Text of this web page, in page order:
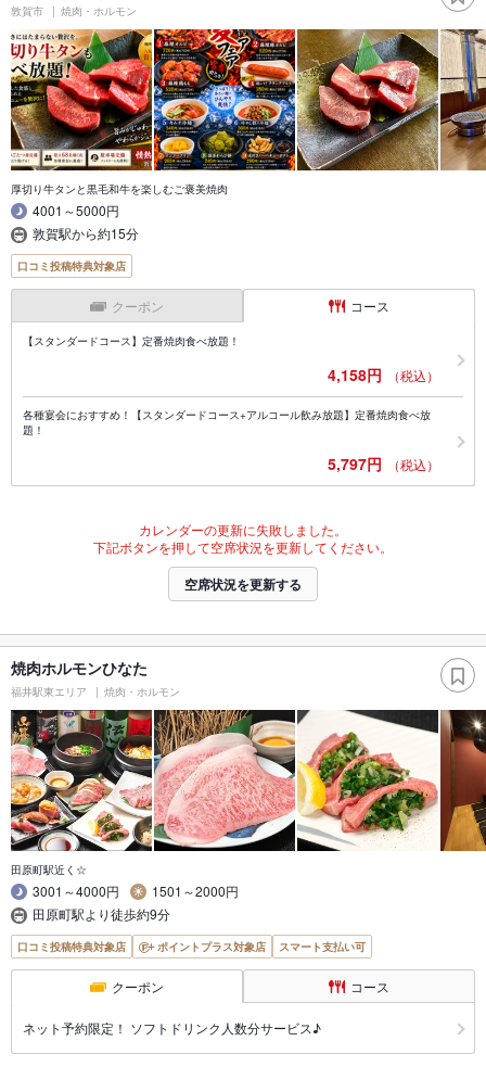
敦賀市 焼肉・ホルモン
厚切り牛タンと黒毛和牛を楽しむご褒美焼肉
4001～5000円
敦賀駅から約15分
口コミ投稿特典対象店
クーポン コース
【スタンダードコース】定番焼肉食べ放題！
4,158円 （税込）
各種宴会におすすめ！【スタンダードコース+アルコール飲み放題】定番焼肉食べ放
題！
5,797円 （税込）
カレンダーの更新に失敗しました。
下記ボタンを押して空席状況を更新してください。
空席状況を更新する
焼肉ホルモンひなた
福井駅東エリア 焼肉・ホルモン
田原町駅近く☆
3001～4000円
1501～2000円
田原町駅より徒歩約9分
口コミ投稿特典対象店 ポイントプラス対象店 スマート支払い可
クーポン コース
ネット予約限定！ ソフトドリンク人数分サービス♪